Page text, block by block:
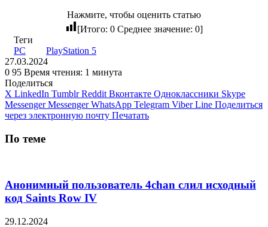
Нажмите, чтобы оценить статью
[Итого: 0 Среднее значение: 0]
Теги
PC
PlayStation 5
27.03.2024
0 95 Время чтения: 1 минута
Поделиться
X LinkedIn Tumblr Reddit Вконтакте Одноклассники Skype
Messenger Messenger WhatsApp Telegram Viber Line Поделиться
через электронную почту Печатать
По теме
Анонимный пользователь 4chan слил исходный
код Saints Row IV
29.12.2024